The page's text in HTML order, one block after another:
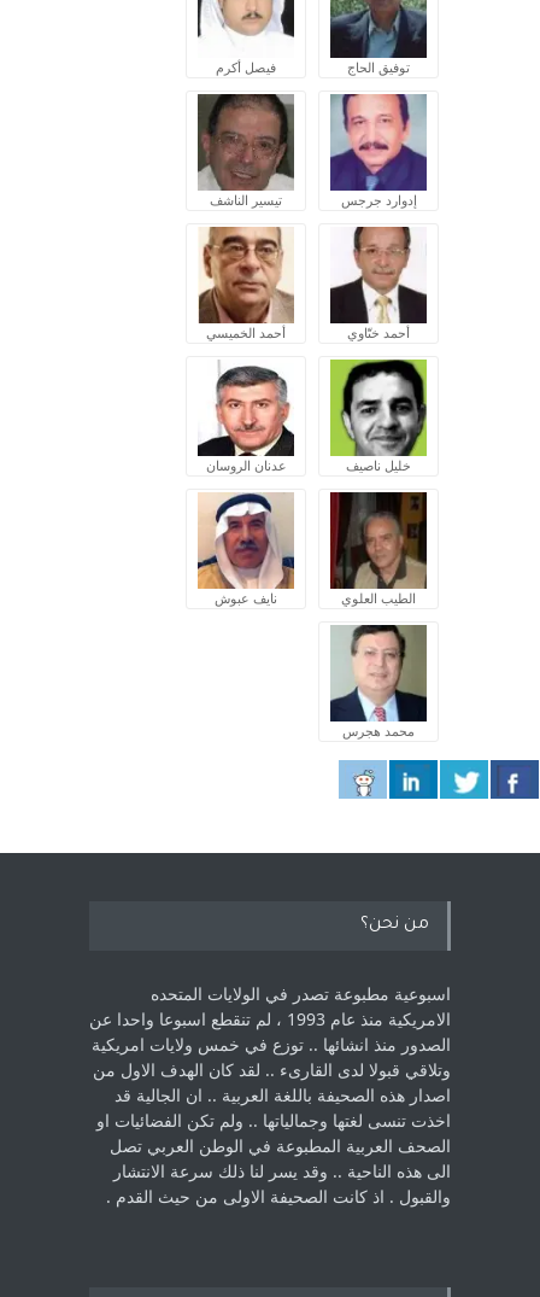
توفيق الحاج فيصل أكرم
إدوارد جرجس تيسير الناشف
أحمد ختّاوي أحمد الخميسي
خليل ناصيف عدنان الروسان
الطيب العلوي نايف عبوش
محمد هجرس
من نحن؟
اسبوعية مطبوعة تصدر في الولايات المتحده
الامريكية منذ عام 1993 ، لم ‏تنقطع اسبوعا واحدا عن
الصدور منذ انشائها .. توزع في خمس ولايات امريكية
‏وتلاقي قبولا لدى القارىء ..‏ لقد كان الهدف الاول من
اصدار هذه الصحيفة باللغة العربية .. ان الجالية قد
اخذت ‏تنسى لغتها وجمالياتها .. ولم تكن الفضائيات او
الصحف العربية المطبوعة في الوطن ‏العربي تصل
الى هذه الناحية .. وقد يسر لنا ذلك سرعة الانتشار
والقبول . اذ كانت ‏الصحيفة الاولى من حيث القدم . ‏